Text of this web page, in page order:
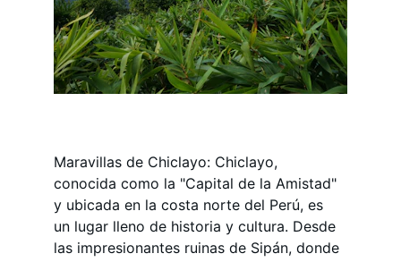
Maravillas de Chiclayo: Chiclayo,
conocida como la "Capital de la Amistad"
y ubicada en la costa norte del Perú, es
un lugar lleno de historia y cultura. Desde
las impresionantes ruinas de Sipán, donde